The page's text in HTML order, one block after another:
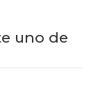
uno de